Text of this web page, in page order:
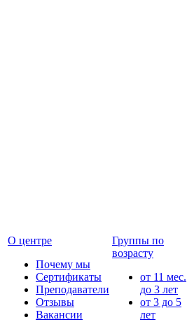
О центре
Почему мы
Сертификаты
Преподаватели
Отзывы
Вакансии
Группы по
возрасту
от 11 мес.
до 3 лет
от 3 до 5
лет